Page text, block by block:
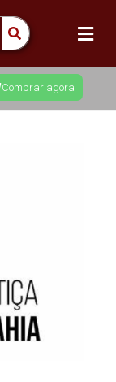
Comprar agora